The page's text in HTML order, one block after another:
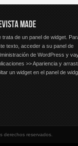
MADE
trata de un panel de widget.
texto, acceder a su panel de
de WordPress y
>> Apariencia y
un widget en el panel de
derechos reservados.